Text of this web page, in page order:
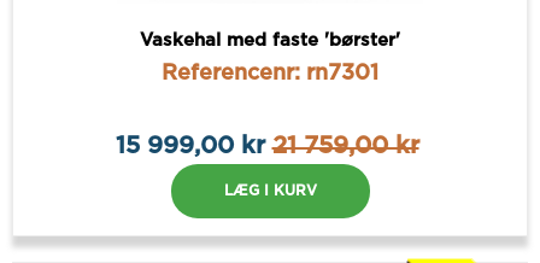
Vaskehal med faste 'børster'
Referencenr: rn7301
15 999,00 kr21 759,00 kr
LÆG I KURV